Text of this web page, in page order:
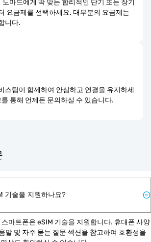
노마드에게 딱 맞는 합리적인 단기 또는 장기
요금제를 선택하세요. 대부분의 요금제는
니다.
스팀이 함께하여 안심하고 연결을 유지하세
통해 언제든 문의하실 수 있습니다.
기술을 지원하나요?
마트폰은 eSIM 기술을 지원합니다. 휴대폰 사양
말 및 자주 묻는 질문 섹션을 참고하여 호환성을